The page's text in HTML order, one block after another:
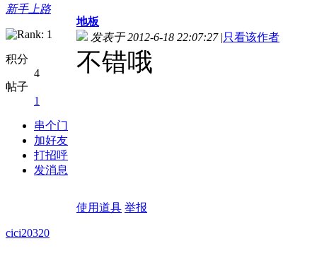
新手上路
积分
4
帖子
1
串个门
加好友
打招呼
发消息
地板
发表于 2012-6-18 22:07:27 |只看该作者
不错哦
使用道具 举报
cici20320